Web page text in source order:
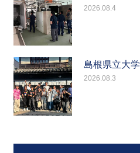
2026.08.4
島根県立大学
2026.08.3